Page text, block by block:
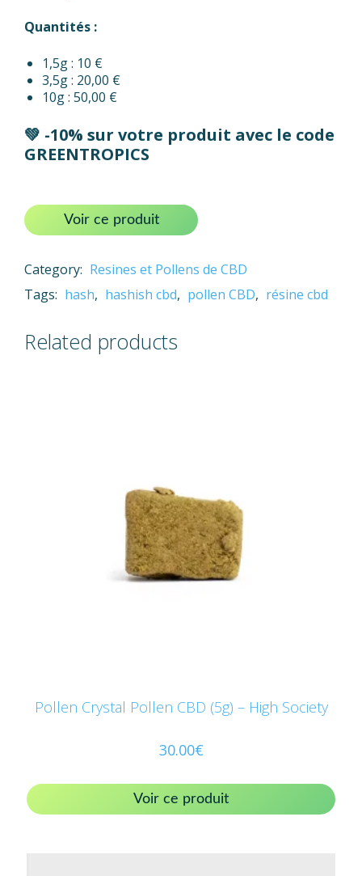
Quantités :
1,5g : 10 €
3,5g : 20,00 €
10g : 50,00 €
💚 -10% sur votre produit avec le code
GREENTROPICS
Voir ce produit
Category: Resines et Pollens de CBD
Tags: hash, hashish cbd, pollen CBD, résine cbd
Related products
Pollen Crystal Pollen CBD (5g) – High Society
30.00€
Voir ce produit